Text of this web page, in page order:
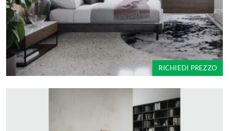
RICHIEDI PREZZO